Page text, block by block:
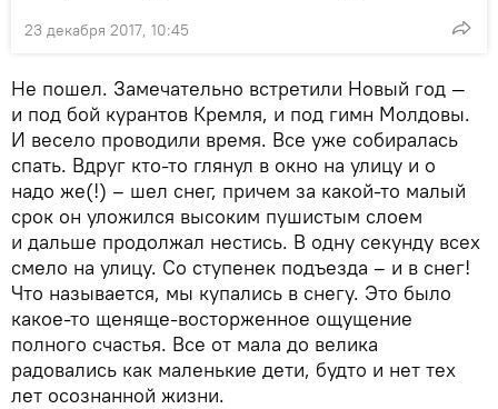
23 декабря 2017, 10:45
Не пошел. Замечательно встретили Новый год —
и под бой курантов Кремля, и под гимн Молдовы.
И весело проводили время. Все уже собиралась
спать. Вдруг кто-то глянул в окно на улицу и о
надо же(!) – шел снег, причем за какой-то малый
срок он уложился высоким пушистым слоем
и дальше продолжал нестись. В одну секунду всех
смело на улицу. Со ступенек подъезда – и в снег!
Что называется, мы купались в снегу. Это было
какое-то щеняще-восторженное ощущение
полного счастья. Все от мала до велика
радовались как маленькие дети, будто и нет тех
лет осознанной жизни.